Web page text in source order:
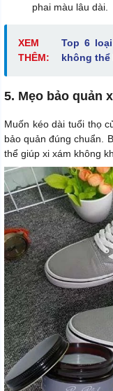
phai màu lâu dài.
XEM
THÊM:
Top 6
không thể
5. Mẹo bảo quản
Muốn kéo dài tuổi thọ
bảo quản đúng chuẩn.
thể giúp xi xám không